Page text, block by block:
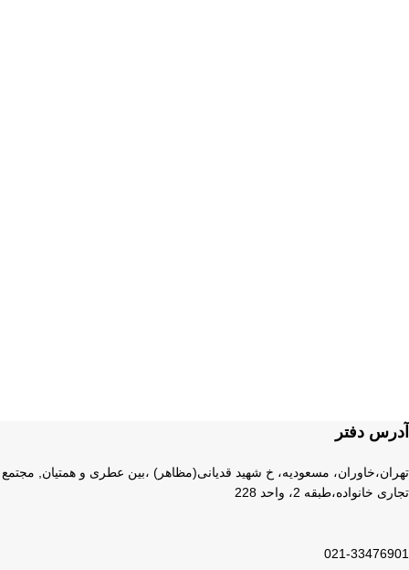
آدرس دفتر
تهران،خاوران، مسعودیه، خ شهید قدیانی(مظاهر) ،بین عطری و همتیان, مجتمع
تجاری خانواده،طبقه 2، واحد 228
021-33476901